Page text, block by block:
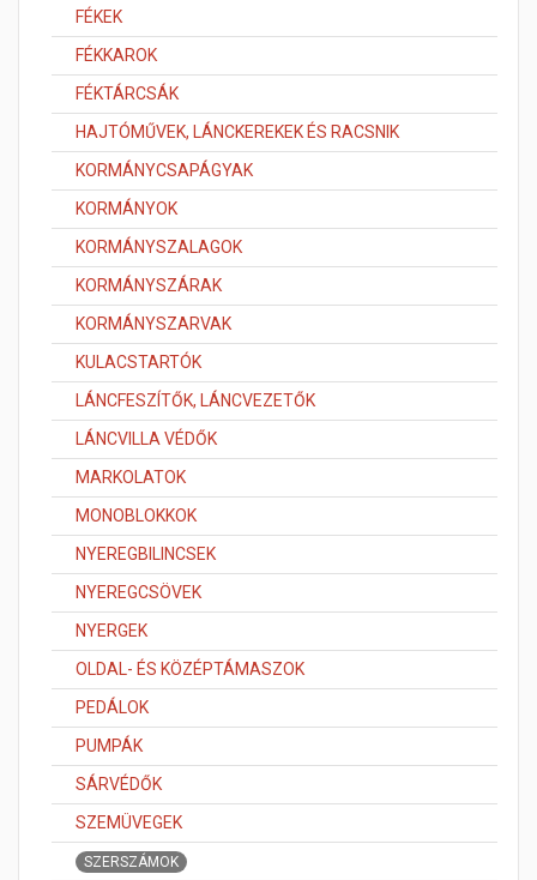
FÉKEK
FÉKKAROK
FÉKTÁRCSÁK
HAJTÓMŰVEK, LÁNCKEREKEK ÉS RACSNIK
KORMÁNYCSAPÁGYAK
KORMÁNYOK
KORMÁNYSZALAGOK
KORMÁNYSZÁRAK
KORMÁNYSZARVAK
KULACSTARTÓK
LÁNCFESZÍTŐK, LÁNCVEZETŐK
LÁNCVILLA VÉDŐK
MARKOLATOK
MONOBLOKKOK
NYEREGBILINCSEK
NYEREGCSÖVEK
NYERGEK
OLDAL- ÉS KÖZÉPTÁMASZOK
PEDÁLOK
PUMPÁK
SÁRVÉDŐK
SZEMÜVEGEK
SZERSZÁMOK